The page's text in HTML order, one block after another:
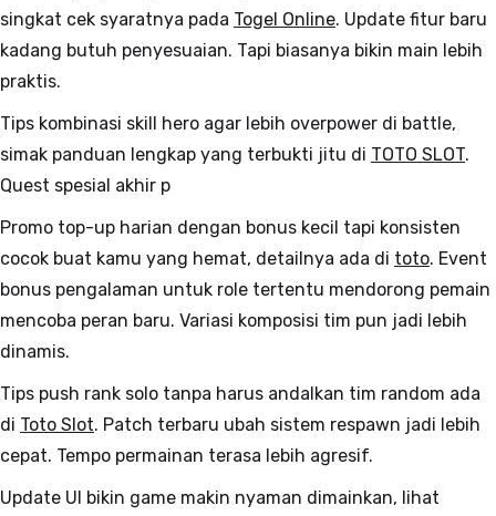
singkat cek syaratnya pada Togel Online. Update fitur baru
kadang butuh penyesuaian. Tapi biasanya bikin main lebih
praktis.
Tips kombinasi skill hero agar lebih overpower di battle,
simak panduan lengkap yang terbukti jitu di TOTO SLOT.
Quest spesial akhir p
Promo top-up harian dengan bonus kecil tapi konsisten
cocok buat kamu yang hemat, detailnya ada di toto. Event
bonus pengalaman untuk role tertentu mendorong pemain
mencoba peran baru. Variasi komposisi tim pun jadi lebih
dinamis.
Tips push rank solo tanpa harus andalkan tim random ada
di Toto Slot. Patch terbaru ubah sistem respawn jadi lebih
cepat. Tempo permainan terasa lebih agresif.
Update UI bikin game makin nyaman dimainkan, lihat